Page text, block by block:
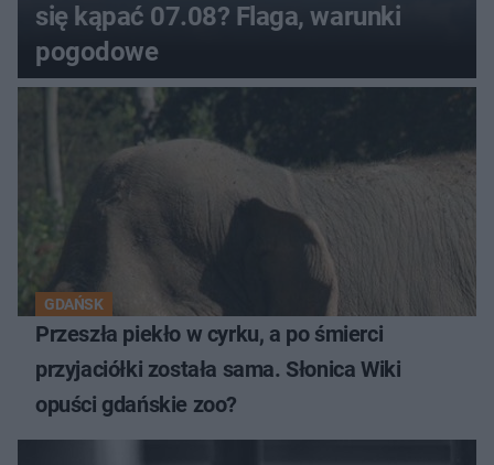
się kąpać 07.08? Flaga, warunki
pogodowe
GDAŃSK
Przeszła piekło w cyrku, a po śmierci
przyjaciółki została sama. Słonica Wiki
opuści gdańskie zoo?